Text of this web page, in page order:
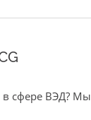
в сфере ВЭД?